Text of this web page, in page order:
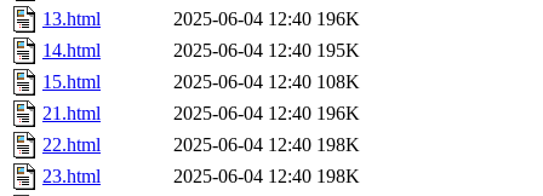
13.html
2025-06-04 12:40 196K
14.html
2025-06-04 12:40 195K
15.html
2025-06-04 12:40 108K
21.html
2025-06-04 12:40 196K
22.html
2025-06-04 12:40 198K
23.html
2025-06-04 12:40 198K